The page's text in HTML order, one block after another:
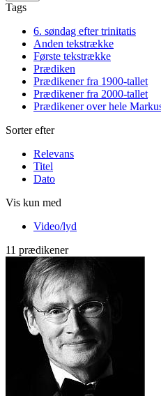
Tags
6. søndag efter trinitatis
Anden tekstrække
Første tekstrække
Prædiken
Prædikener fra 1900-tallet
Prædikener fra 2000-tallet
Prædikener over hele
Sorter efter
Relevans
Titel
Dato
Vis kun med
Video/lyd
11 prædikener